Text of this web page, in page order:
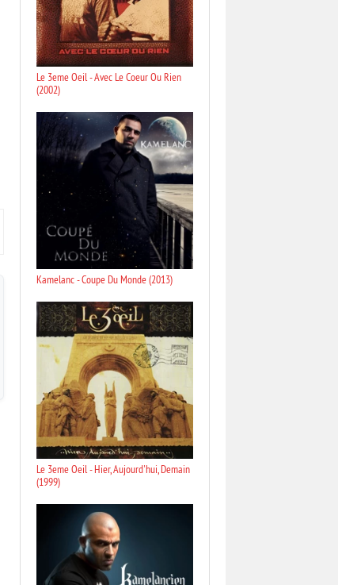
Le 3eme Oeil - Avec Le Coeur Ou Rien
(2002)
Kamelanc - Coupe Du Monde (2013)
Le 3eme Oeil - Hier, Aujourd'hui, Demain
(1999)